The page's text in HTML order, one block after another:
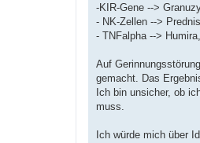
-KIR-Gene -->
- NK-Zellen -->
- TNFalpha -->
Auf
gemacht. Das
Ich bin unsicher, ob
muss.
Ich würde mich über